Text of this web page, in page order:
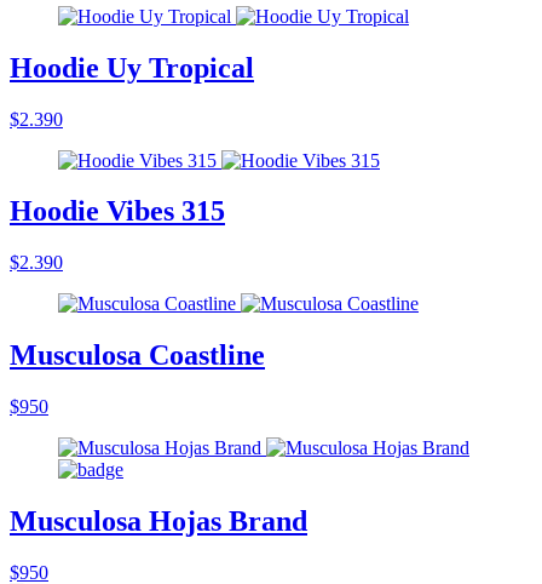
Hoodie Uy Tropical
$2.390
Hoodie Vibes 315
$2.390
Musculosa Coastline
$950
Musculosa Hojas Brand
$950